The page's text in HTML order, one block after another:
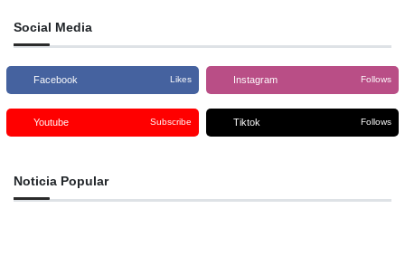
dengan perolehan suara
Social Media
Facebook Likes Instagram Follows
Youtube Subscribe Tiktok Follows
Noticia Popular